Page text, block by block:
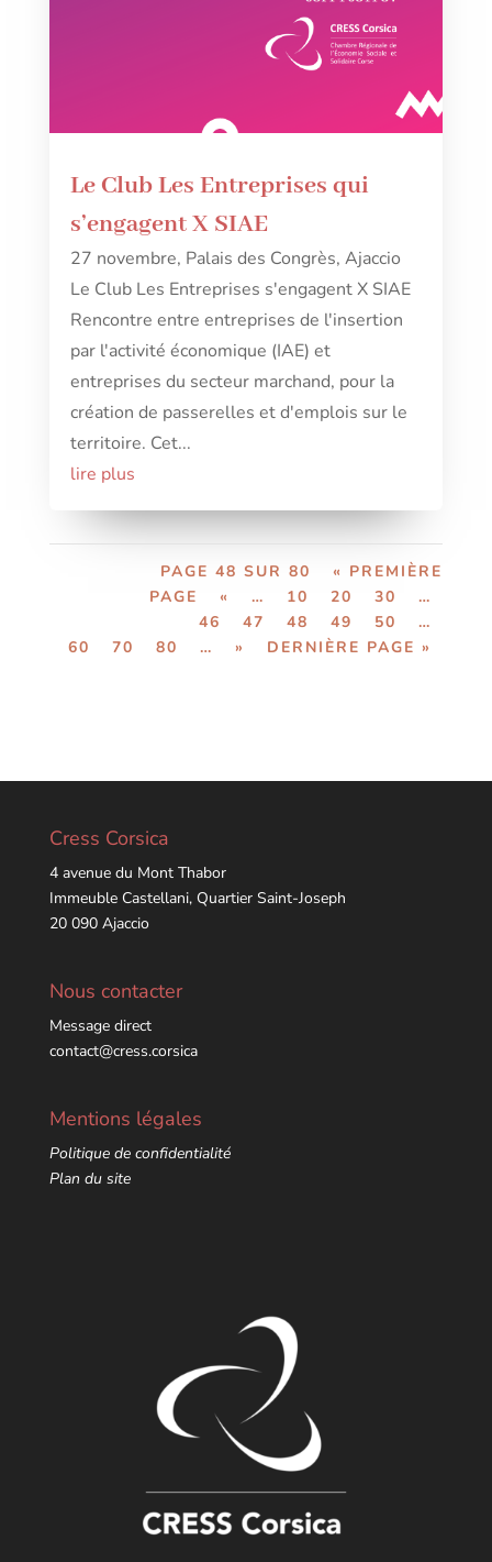
Le Club Les Entreprises qui
s’engagent X SIAE
27 novembre, Palais des Congrès, Ajaccio
Le Club Les Entreprises s'engagent X SIAE
Rencontre entre entreprises de l'insertion
par l'activité économique (IAE) et
entreprises du secteur marchand, pour la
création de passerelles et d'emplois sur le
territoire. Cet...
lire plus
PAGE 48 SUR 80
« PREMIÈRE
PAGE
« … 10 20 30
…
46
47 48 49 50
…
60
70 80 … » DERNIÈRE PAGE »
Cress Corsica
4 avenue du Mont Thabor
Immeuble Castellani, Quartier Saint-Joseph
20 090 Ajaccio
Nous contacter
Message direct
contact@cress.corsica
Mentions légales
Politique de confidentialité
Plan du site